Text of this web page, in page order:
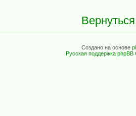
Создано на основе
Русская поддержка phpBB